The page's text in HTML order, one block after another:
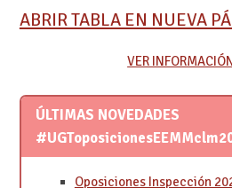
ABRIR TABLA EN NUEVA
VER
ÚLTIMAS NOVEDADES
Oposiciones Inspección